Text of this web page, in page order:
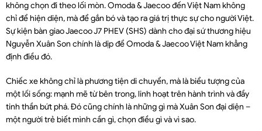
không chọn đi theo lối mòn. Omoda & Jaecoo đến Việt Nam không
chỉ để hiện diện, mà để gắn bó và tạo ra giá trị thực sự cho người Việt.
Sự kiện bàn giao Jaecoo J7 PHEV (SHS) dành cho đại sứ thương hiệu
Nguyễn Xuân Son chính là dịp để Omoda & Jaecoo Việt Nam khẳng
định điều đó.
Chiếc xe không chỉ là phương tiện di chuyển, mà là biểu tượng của
một lối sống: mạnh mẽ từ bên trong, linh hoạt trên hành trình và đầy
tinh thần bứt phá. Đó cũng chính là những gì mà Xuân Son đại diện –
một người trẻ biết mình cần gì, chọn điều gì và vì sao.